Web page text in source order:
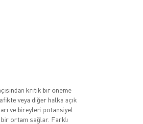
kritik bir öneme
veya diğer halka açık
ve bireyleri potansiyel
ortam sağlar. Farklı